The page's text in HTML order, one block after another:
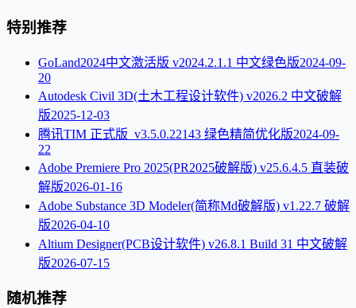
特别推荐
GoLand2024中文激活版 v2024.2.1.1 中文绿色版2024-09-
20
Autodesk Civil 3D(土木工程设计软件) v2026.2 中文破解
版2025-12-03
腾讯TIM 正式版_v3.5.0.22143 绿色精简优化版2024-09-
22
Adobe Premiere Pro 2025(PR2025破解版) v25.6.4.5 直装破
解版2026-01-16
Adobe Substance 3D Modeler(简称Md破解版) v1.22.7 破解
版2026-04-10
Altium Designer(PCB设计软件) v26.8.1 Build 31 中文破解
版2026-07-15
随机推荐